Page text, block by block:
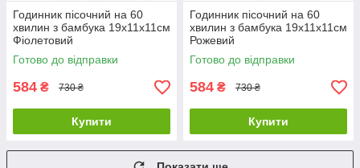
Годинник пісочний на 60
хвилин з бамбука 19х11х11см
Фіолетовий
Готово до відправки
584 ₴ 730 ₴
Купити
Годинник пісочний на 60
хвилин з бамбука 19х11х11см
Рожевий
Готово до відправки
584 ₴ 730 ₴
Купити